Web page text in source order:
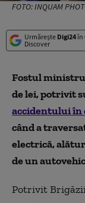
FOTO: INQUAM
Urmărește Digi24în
Discover
Fostul ministru
de lei, potrivit
accidentului în
când a
electrică,
de un
Potrivit